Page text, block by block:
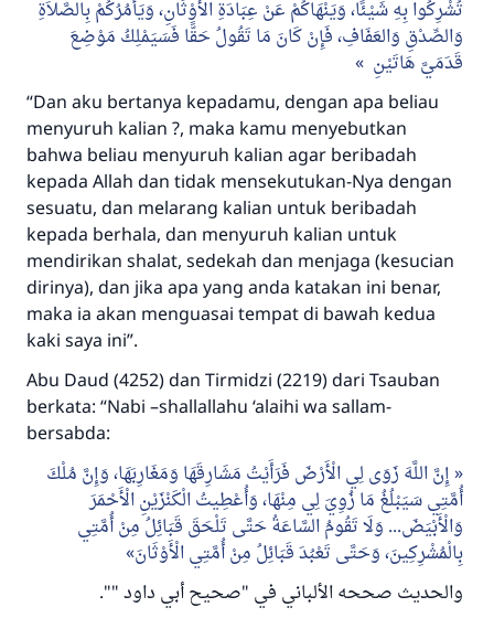
تُشْرِكُوا بِهِ شَيْئًا، وَيَنْهَاكُمْ عَنْ عِبَادَةِ الأَوْثَانِ، وَيَأْمُرُكُمْ بِالصَّلاَةِ
وَالصِّدْقِ وَالعَفَافِ، فَإِنْ كَانَ مَا تَقُولُ حَقًّا فَسَيَمْلِكُ مَوْضِعَ
قَدَمَيَّ هَاتَيْنِ
“Dan aku bertanya kepadamu, dengan apa beliau
menyuruh kalian ?, maka kamu menyebutkan
bahwa beliau menyuruh kalian agar beribadah
kepada Allah dan tidak mensekutukan-Nya dengan
sesuatu, dan melarang kalian untuk beribadah
kepada berhala, dan menyuruh kalian untuk
mendirikan shalat, sedekah dan menjaga (kesucian
dirinya), dan jika apa yang anda katakan ini benar,
maka ia akan menguasai tempat di bawah kedua
kaki saya ini”.
Abu Daud (4252) dan Tirmidzi (2219) dari Tsauban
berkata: “Nabi –shallallahu ‘alaihi wa sallam-
bersabda:
إِنَّ اللَّهَ زَوَى لِي الْأَرْضَ فَرَأَيْتُ مَشَارِقَهَا وَمَغَارِبَهَا، وَإِنَّ مُلْكَ
أُمَّتِي سَيَبْلُغُ مَا زُوِيَ لِي مِنْهَا، وَأُعْطِيتُ الْكَنْزَيْنِ الْأَحْمَرَ
وَالْأَبْيَضَ... وَلَا تَقُومُ السَّاعَةُ حَتَّى تَلْحَقَ قَبَائِلُ مِنْ أُمَّتِي
بِالْمُشْرِكِينَ، وَحَتَّى تَعْبُدَ قَبَائِلُ مِنْ أُمَّتِي الْأَوْثَانَ
والحديث صححه الألباني في "صحيح أبي داود "".
meka dia akan mendapatkan pahala yang
sama dengan orang yang melakukannya"
Saham